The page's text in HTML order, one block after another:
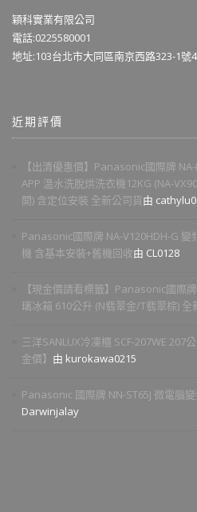
穎科實業有限公司
電話:0225580001
地址:103台北市大同區南京西路323-1號
近期評價
【出清優惠價】Panasonic國際牌
APP 溫水洗脫烘洗衣機12KG (NA-
開) 含定位安裝 全新公司貨由
Panasonic國際牌 NA-V120HDH-G 變
機 含基本安裝+舊機回收由 CL0128
【現金價請看標籤】Panasonic國際
璃冰箱 610公升 (N翡翠金/T翡翠棕) 全
三洋SANLUX冷凍櫃 SCF-207WE 207
金價】 由 kurokawa0215
Panasonic 國際牌 NN-ST65J 微電腦
Darwinjalay